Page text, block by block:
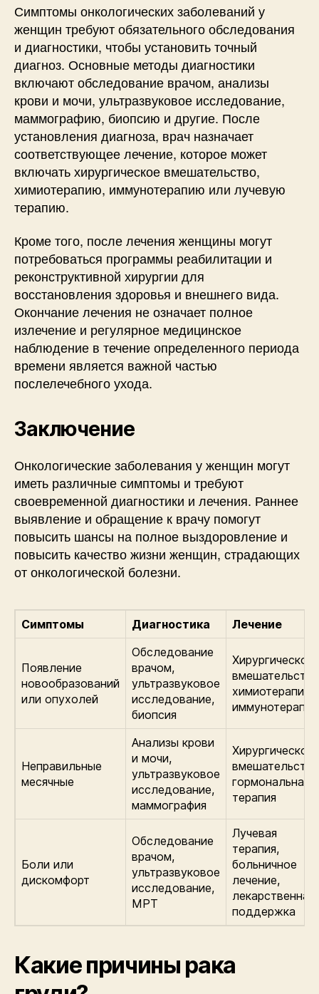
Симптомы онкологических заболеваний у
женщин требуют обязательного обследования
и диагностики, чтобы установить точный
диагноз. Основные методы диагностики
включают обследование врачом, анализы
крови и мочи, ультразвуковое исследование,
маммографию, биопсию и другие. После
установления диагноза, врач назначает
соответствующее лечение, которое может
включать хирургическое вмешательство,
химиотерапию, иммунотерапию или лучевую
терапию.
Кроме того, после лечения женщины могут
потребоваться программы реабилитации и
реконструктивной хирургии для
восстановления здоровья и внешнего вида.
Окончание лечения не означает полное
излечение и регулярное медицинское
наблюдение в течение определенного периода
времени является важной частью
послелечебного ухода.
Заключение
Онкологические заболевания у женщин могут
иметь различные симптомы и требуют
своевременной диагностики и лечения. Раннее
выявление и обращение к врачу помогут
повысить шансы на полное выздоровление и
повысить качество жизни женщин, страдающих
от онкологической болезни.
Симптомы Диагностика Лечение
Появление
новообразований
или опухолей
Обследование
врачом,
ультразвуковое
исследование,
биопсия
Хирургическое
химиотерапия,
иммунотерапия
Неправильные
месячные
Анализы крови
и мочи,
ультразвуковое
исследование,
маммография
Хирургическое
гормональная
терапия
Боли или
дискомфорт
Обследование
врачом,
ультразвуковое
исследование,
МРТ
Лучевая
терапия,
больничное
лечение,
лекарственная
поддержка
Какие причины рака